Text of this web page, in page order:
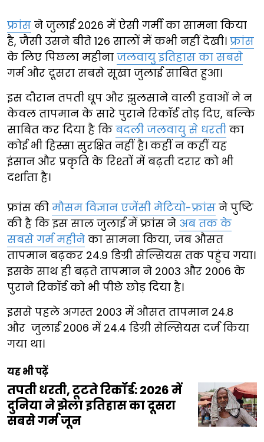
फ्रांस ने जुलाई 2026 में ऐसी गर्मी का सामना किया
है, जैसी उसने बीते 126 सालों में कभी नहीं देखी। फ्रांस
के लिए पिछला महीना जलवायु इतिहास का सबसे
गर्म और दूसरा सबसे सूखा जुलाई साबित हुआ।
इस दौरान तपती धूप और झुलसाने वाली हवाओं ने न
केवल तापमान के सारे पुराने रिकॉर्ड तोड़ दिए, बल्कि
साबित कर दिया है कि बदली जलवायु से धरती का
कोई भी हिस्सा सुरक्षित नहीं है। कहीं न कहीं यह
इंसान और प्रकृति के रिश्तों में बढ़ती दरार को भी
दर्शाता है।
फ्रांस की मौसम विज्ञान एजेंसी मेटियो-फ्रांस ने पुष्टि
की है कि इस साल जुलाई में फ्रांस ने अब तक के
सबसे गर्म महीने का सामना किया, जब औसत
तापमान बढ़कर 24.9 डिग्री सेल्सियस तक पहुंच गया।
इसके साथ ही बढ़ते तापमान ने 2003 और 2006 के
पुराने रिकॉर्ड को भी पीछे छोड़ दिया है।
इससे पहले अगस्त 2003 में औसत तापमान 24.8
और जुलाई 2006 में 24.4 डिग्री सेल्सियस दर्ज किया
गया था।
यह भी पढ़ें
तपती धरती, टूटते रिकॉर्ड: 2026 में
दुनिया ने झेला इतिहास का दूसरा
सबसे गर्म जून